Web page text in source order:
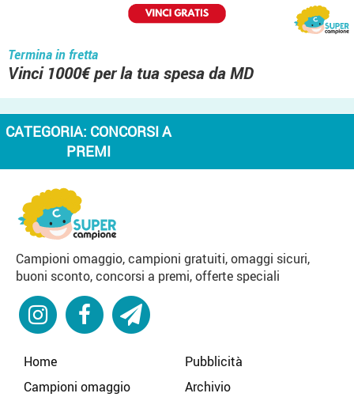
Termina in fretta
Vinci 1000€ per la tua spesa da MD
CATEGORIA: CONCORSI A
PREMI
Campioni omaggio, campioni gratuiti, omaggi sicuri,
buoni sconto, concorsi a premi, offerte speciali
Home
Campioni omaggio
Pubblicità
Archivio